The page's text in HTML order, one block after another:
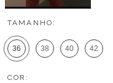
TAMANHO:
36 38 40 42
COR: